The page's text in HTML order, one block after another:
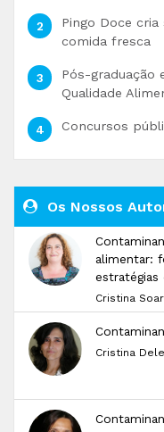
Pingo Doce
comida fresca
Pós-graduação
Qualidade
Concursos
Os Nossos
alimentar:
estratégias
Cristina
Cristina